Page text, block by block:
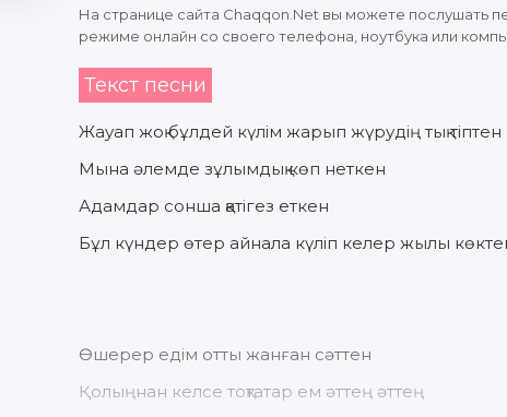
На странице сайта Chaqqon.Net вы можете послушать
режиме онлайн со своего телефона, ноутбука или
Текст песни
Жауап жоқ бұлдей күлім жарып жүрудің тық тіптен
Мына әлемде зұлымдық көп неткен
Адамдар сонша қатігез еткен
Бұл күндер өтер айнала күліп келер жылы
Өшерер едім отты жанған сәттен
Қолыңнан келсе тоқтатар ем әттең әттең